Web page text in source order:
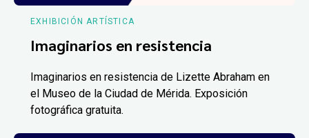
EXHIBICIÓN ARTÍSTICA
Imaginarios en resistencia
Imaginarios en resistencia de Lizette Abraham en
el Museo de la Ciudad de Mérida. Exposición
fotográfica gratuita.